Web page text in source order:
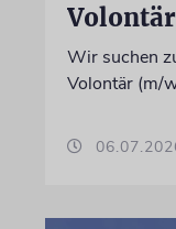
Wir suchen
Volontär (m/